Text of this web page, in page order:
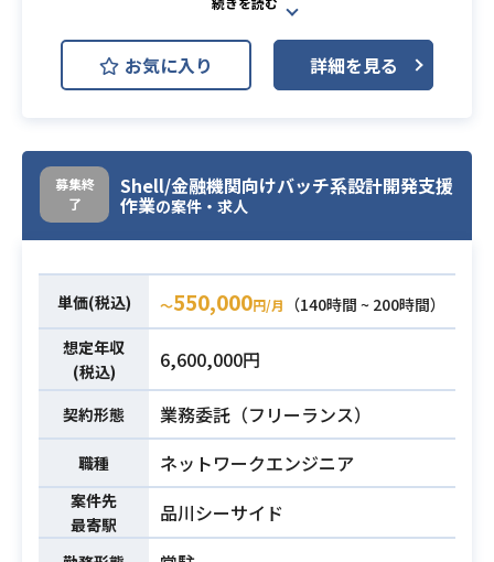
業務内容
官公庁の大規模金融系システムリプ
レイスにおける、システム運用業務
を支援いただきます。
立場としては元請の大手ファームメ
挙します。
・バッチジョブ管理（JP1による現行
ジョブ管理に加え、新たに定義する
ジョブをどのように入れ込むかを検
・システム運用マニュアルのひな形
作成およびガイドライン策定、外部
様々な立場のステークホルダーと適
切に合意形成し、コンフリクトが起
こりやすい状況を
見据えわかりやすい資料を作成する
などのコンサルティングスキルと技
術知見が求められます。
（そういったスキルが身に着く案件
お気に入り 詳細を見る
募集終
了
Shell/金融機関向けバッチ系設計開発支援
作業の案件・求人
単価(税込) 〜550,000円/月
（140時間 ~ 200時間）
想定年収
(税込)
6,600,000円
契約形態 業務委託（フリーランス）
職種 ネットワークエンジニア
案件先
最寄駅
品川シーサイド